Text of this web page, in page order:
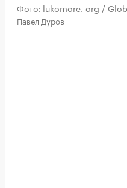
Фото: lukomore. org /
Павел Дуров